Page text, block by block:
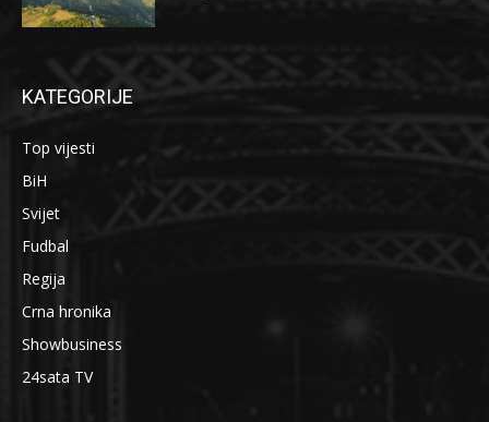
KATEGORIJE
Top vijesti
BiH
Svijet
Fudbal
Regija
Crna hronika
Showbusiness
24sata TV